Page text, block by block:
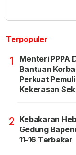
Terpopuler
1
Menteri PPPA
Bantuan
Perkuat
Kekerasan
2 Kebakaran
Gedung
11-16 Terbakar